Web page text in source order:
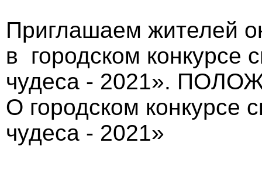
Приглашаем жителей
в городском конкурсе
чудеса - 2021».
О городском конкурсе
чудеса - 2021»